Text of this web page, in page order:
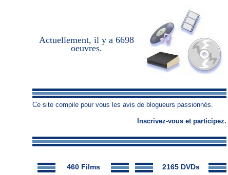
Actuellement, il y a 6698
oeuvres.
Ce site compile pour vous les avis de blogueurs passionnés.
Inscrivez-vous et participez.
2165 DVDs
460 Films